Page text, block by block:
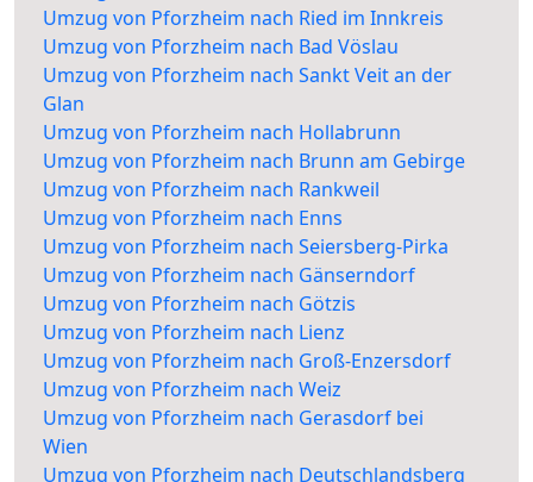
Umzug von Pforzheim nach Ried im Innkreis
Umzug von Pforzheim nach Bad Vöslau
Umzug von Pforzheim nach Sankt Veit an der
Glan
Umzug von Pforzheim nach Hollabrunn
Umzug von Pforzheim nach Brunn am Gebirge
Umzug von Pforzheim nach Rankweil
Umzug von Pforzheim nach Enns
Umzug von Pforzheim nach Seiersberg-Pirka
Umzug von Pforzheim nach Gänserndorf
Umzug von Pforzheim nach Götzis
Umzug von Pforzheim nach Lienz
Umzug von Pforzheim nach Groß-Enzersdorf
Umzug von Pforzheim nach Weiz
Umzug von Pforzheim nach Gerasdorf bei
Wien
Umzug von Pforzheim nach Deutschlandsberg